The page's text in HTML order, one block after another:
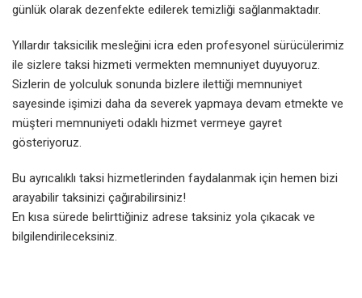
günlük olarak dezenfekte edilerek temizliği sağlanmaktadır.
Yıllardır taksicilik mesleğini icra eden profesyonel sürücülerimiz
ile sizlere taksi hizmeti vermekten memnuniyet duyuyoruz.
Sizlerin de yolculuk sonunda bizlere ilettiği memnuniyet
sayesinde işimizi daha da severek yapmaya devam etmekte ve
müşteri memnuniyeti odaklı hizmet vermeye gayret
gösteriyoruz.
Bu ayrıcalıklı taksi hizmetlerinden faydalanmak için hemen bizi
arayabilir taksinizi çağırabilirsiniz!
En kısa sürede belirttiğiniz adrese taksiniz yola çıkacak ve
bilgilendirileceksiniz.